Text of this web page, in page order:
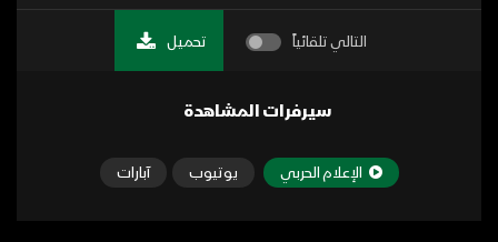
التالي تلقائياً تحميل
سيرفرات المشاهدة
الإعلام الحربي يوتيوب آبارات